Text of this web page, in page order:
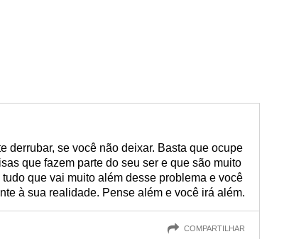
derrubar, se você não deixar. Basta que ocupe
que fazem parte do seu ser e que são muito
que vai muito além desse problema e você
à sua realidade. Pense além e você irá além.
COMPARTILHAR